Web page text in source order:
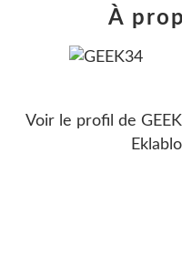
À
Voir le profil de